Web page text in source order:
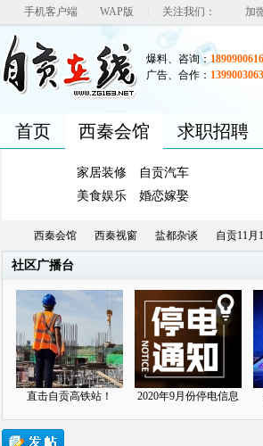
手机客户端 WAP版 关注我们： 加
爆料、咨询：
广告、合作：
首页 西秦会馆 求职招聘
家居装修
自贡汽车
美食娱乐
婚恋嫁娶
西秦会馆 西秦视窗 盐都杂谈
›
自贡11月
社区广播台
直击自贡高铁站！ 2020年9月份停电信息